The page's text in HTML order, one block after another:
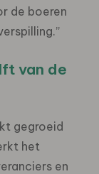
de boeren
van de
gegroeid
het
en